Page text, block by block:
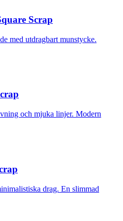
Scrap
med utdragbart munstycke.
och mjuka linjer. Modern
drag. En slimmad